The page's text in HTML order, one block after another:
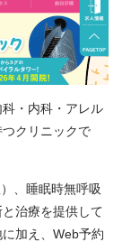
・内科・アレル
クリニックで
、睡眠時無呼吸
治療を提供して
加え、Web予約